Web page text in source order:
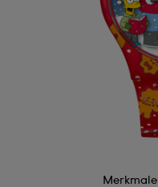
Merkmale